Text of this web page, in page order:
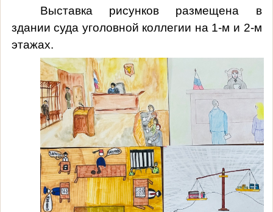
Выставка рисунков размещена в
здании суда уголовной коллегии на 1-м и 2-м
этажах.